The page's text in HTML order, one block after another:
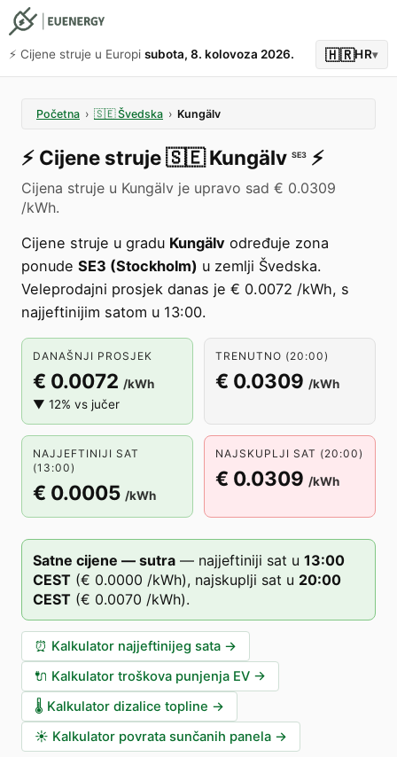
⚡️ Cijene struje u Europi subota, 8. kolovoza 2026. 🇭🇷HR▾
Početna › 🇸🇪 Švedska › Kungälv
⚡️ Cijene struje🇸🇪 Kungälv SE3 ⚡️
Cijena struje u Kungälv je upravo sad € 0.0309
/kWh.
Cijene struje u gradu Kungälv određuje zona
ponude SE3 (Stockholm) u zemlji Švedska.
Veleprodajni prosjek danas je € 0.0072 /kWh, s
najjeftinijim satom u 13:00.
DANAŠNJI PROSJEK
€ 0.0072 /kWh
▼ 12% vs jučer
TRENUTNO (20:00)
€ 0.0309 /kWh
NAJJEFTINIJI SAT
(13:00)
€ 0.0005 /kWh
NAJSKUPLJI SAT (20:00)
€ 0.0309 /kWh
Satne cijene — sutra — najjeftiniji sat u 13:00
CEST (€ 0.0000 /kWh), najskuplji sat u 20:00
CEST (€ 0.0070 /kWh).
⏰ Kalkulator najjeftinijeg sata →
🔌 Kalkulator troškova punjenja EV →
🌡️ Kalkulator dizalice topline →
☀️ Kalkulator povrata sunčanih panela →